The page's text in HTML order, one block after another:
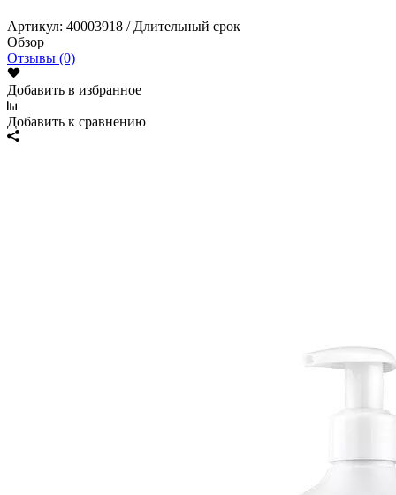
Артикул: 40003918 / Длительный срок
Обзор
Отзывы (0)
Добавить в избранное
Добавить к сравнению